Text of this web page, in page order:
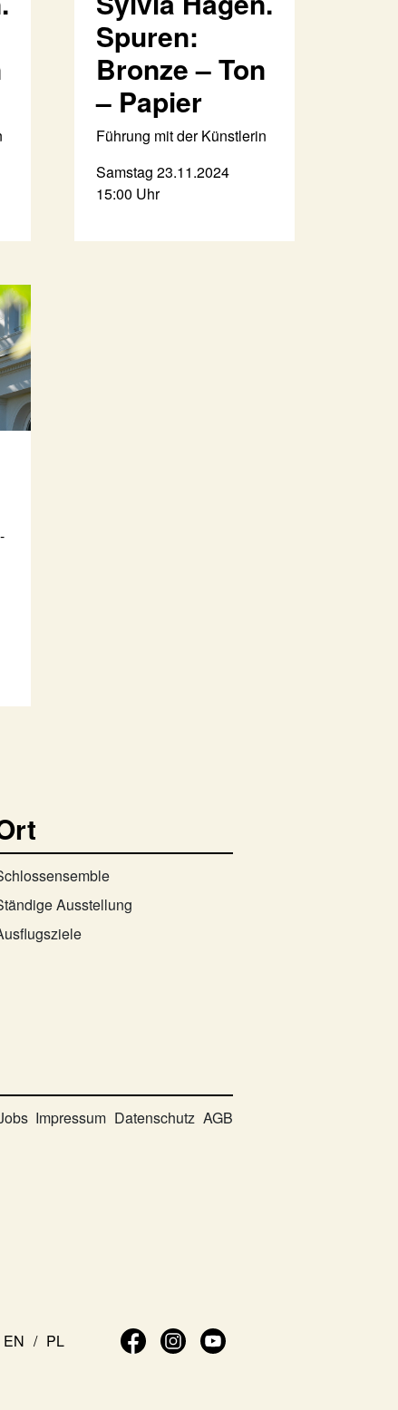
Spuren:
Bronze – Ton
– Papier
Führung mit der Künstlerin
Samstag 23.11.2024
15:00 Uhr
Ausstellung
Impressum Datenschutz AGB
EN PL